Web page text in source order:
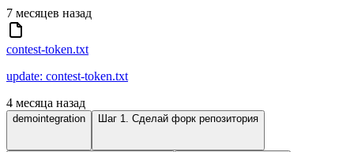
7 месяцев назад
contest-token.txt
update: contest-token.txt
4 месяца назад
demointegration Шаг 1. Сделай форк репозитория